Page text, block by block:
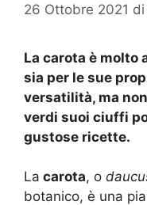
26 Ottobre 2021 di
La carota è molto
sia per le sue
versatilità, ma
verdi suoi ciuffi
gustose ricette.
La carota, o
botanico, è una